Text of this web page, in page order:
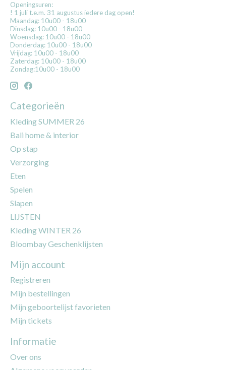
Openingsuren:
! 1 juli t.e.m. 31 augustus iedere dag open!
Maandag: 10u00 - 18u00
Dinsdag: 10u00 - 18u00
Woensdag: 10u00 - 18u00
Donderdag: 10u00 - 18u00
Vrijdag: 10u00 - 18u00
Zaterdag: 10u00 - 18u00
Zondag:10u00 - 18u00
Categorieën
Kleding SUMMER 26
Bali home & interior
Op stap
Verzorging
Eten
Spelen
Slapen
LIJSTEN
Kleding WINTER 26
Bloombay Geschenklijsten
Mijn account
Registreren
Mijn bestellingen
Mijn geboortelijst favorieten
Mijn tickets
Informatie
Over ons